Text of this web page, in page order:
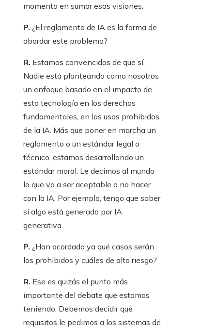
momento en sumar esas visiones.
P. ¿El reglamento de IA es la forma de
abordar este problema?
R. Estamos convencidos de que sí.
Nadie está planteando como nosotros
un enfoque basado en el impacto de
esta tecnología en los derechos
fundamentales, en los usos prohibidos
de la IA. Más que poner en marcha un
reglamento o un estándar legal o
técnico, estamos desarrollando un
estándar moral. Le decimos al mundo
lo que va a ser aceptable o no hacer
con la IA. Por ejemplo, tengo que saber
si algo está generado por IA
generativa.
P. ¿Han acordado ya qué casos serán
los prohibidos y cuáles de alto riesgo?
R. Ese es quizás el punto más
importante del debate que estamos
teniendo. Debemos decidir qué
requisitos le pedimos a los sistemas de